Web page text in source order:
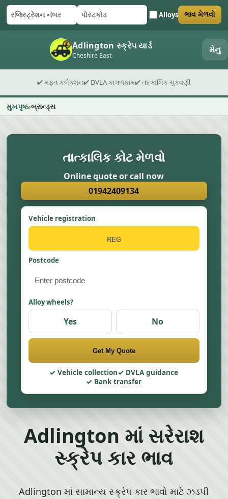
રજિસ્ટ્રેશન નંબર
પોસ્ટકોડ Alloys
ફોર્મ સબમિટ કરો ભાવ મેળવો
Adlington સ્ક્રેપ યાર્ડ
Cheshire East મેનુ
✔ મફત કલેક્શન✔ DVLA કાગળકામ✔ તાત્કાલિક ચુકવણી
મુખપૃષ્ઠ બ્રાન્ડ્સ
તાત્કાલિક કોટ મેળવો
Online quote or call now
01942409134
Vehicle registration
Postcode
Alloy wheels?
Yes No
Get My Quote
Vehicle collection
DVLA guidance
Bank transfer
Adlington માં સરેરાશ
સ્ક્રેપ કાર ભાવ
Adlington માં સામાન્ય સ્ક્રેપ કાર ભાવો માટે ઝડપી